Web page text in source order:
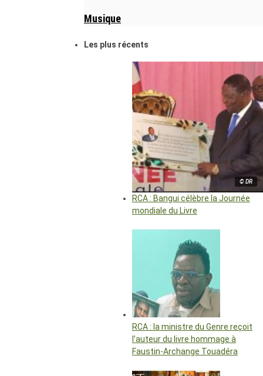
Musique
Les plus récents
© DR
RCA : Bangui célèbre la Journée
mondiale du Livre
RCA : la ministre du Genre reçoit
l’auteur du livre hommage à
Faustin-Archange Touadéra